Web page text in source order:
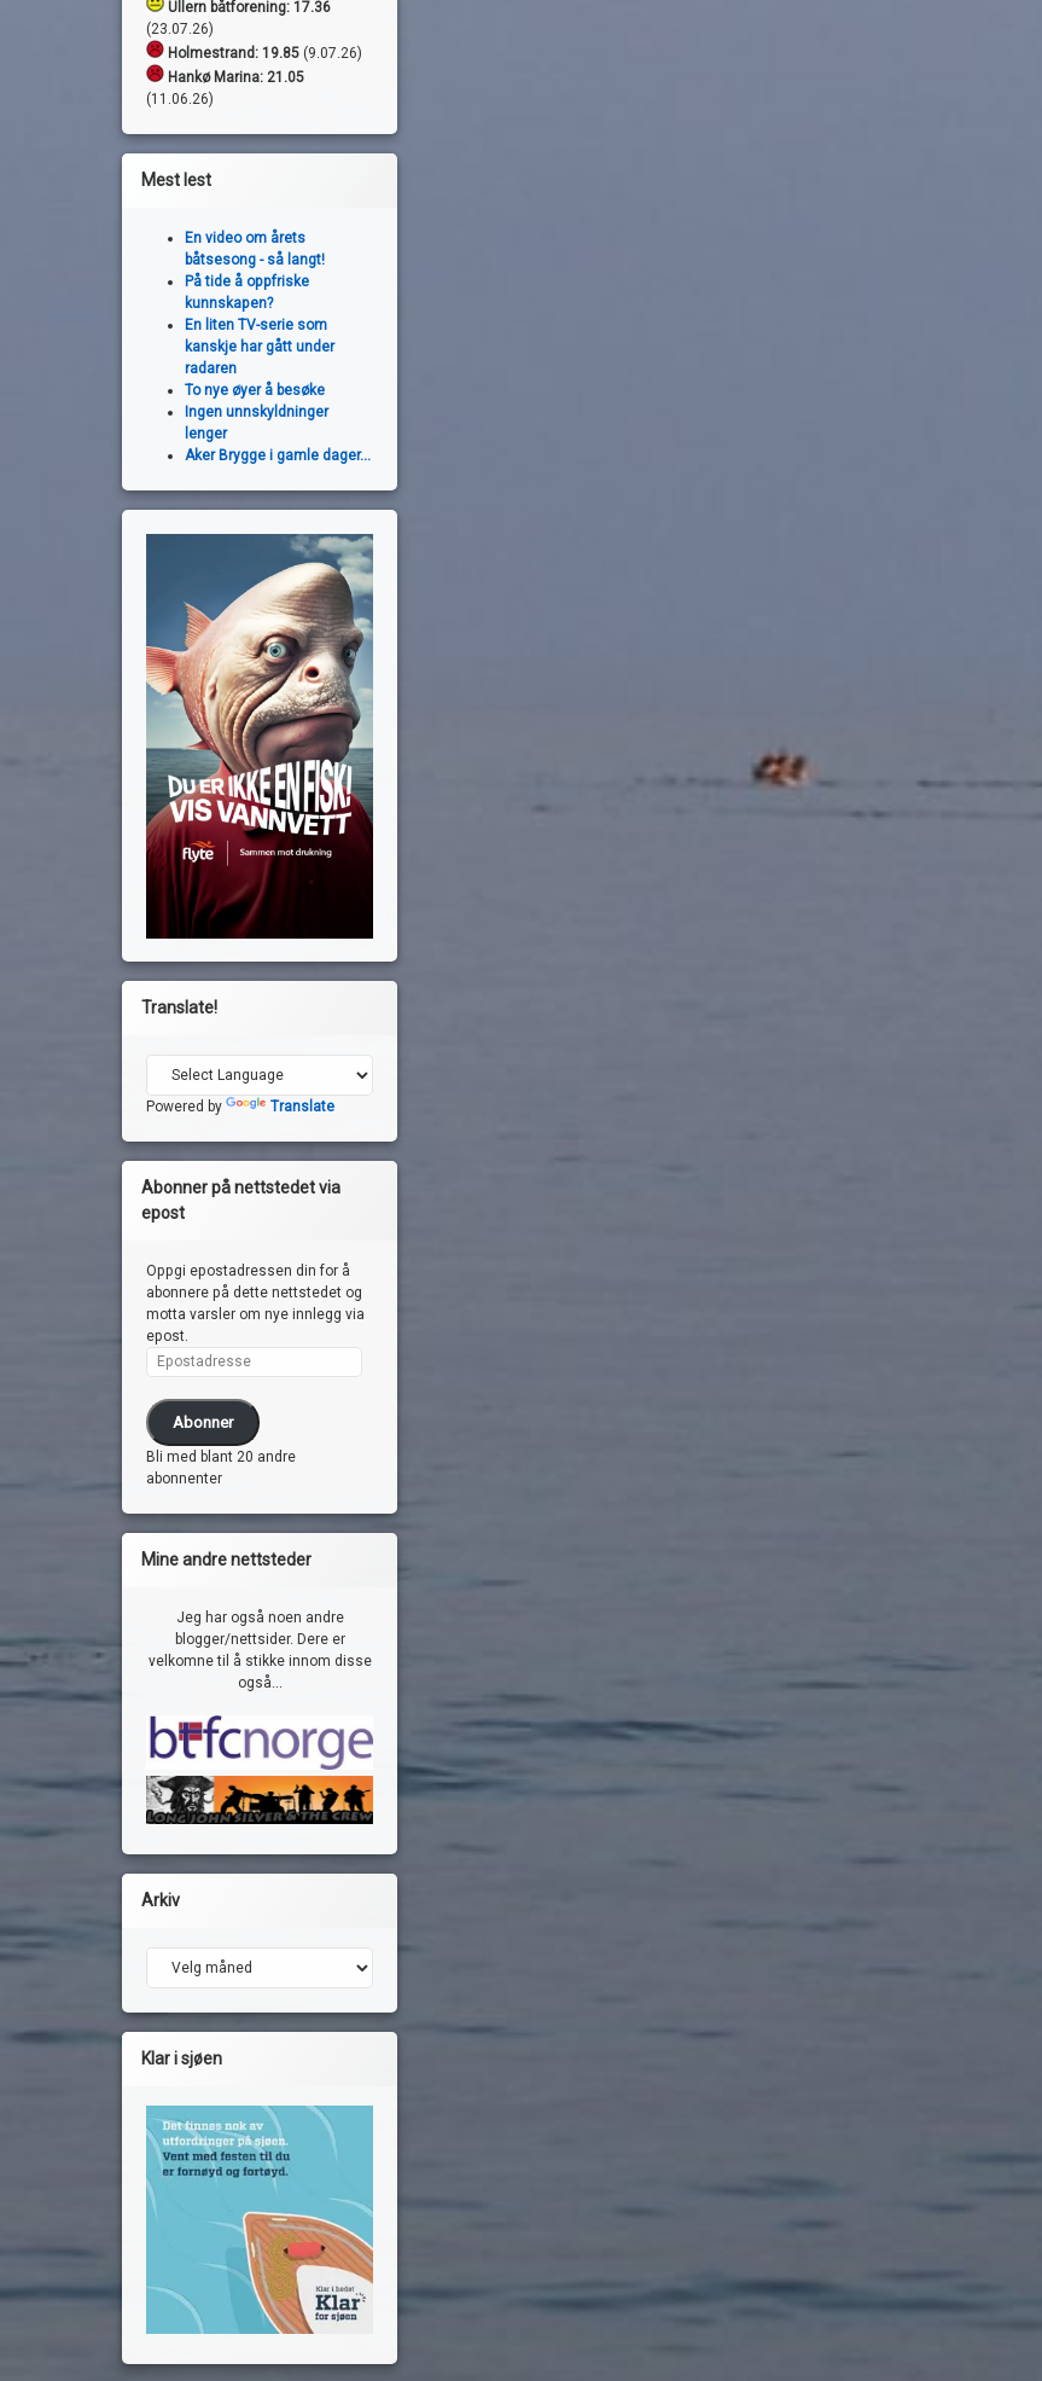
Ullern båtforening: 17.36
(23.07.26)
Holmestrand: 19.85(9.07.26)
Hankø Marina: 21.05
(11.06.26)
Mest lest
En video om årets
båtsesong - så langt!
På tide å oppfriske
kunnskapen?
En liten TV-serie som
kanskje har gått under
radaren
To nye øyer å besøke
Ingen unnskyldninger
lenger
Aker Brygge i gamle dager...
Translate!
Powered by Translate
Abonner på nettstedet via
epost
Oppgi epostadressen din for å
abonnere på dette nettstedet og
motta varsler om nye innlegg via
epost.
Epostadresse
Abonner
Bli med blant 20 andre
abonnenter
Mine andre nettsteder
Jeg har også noen andre
blogger/nettsider. Dere er
velkomne til å stikke innom disse
også...
Arkiv
Arkiv
Klar i sjøen